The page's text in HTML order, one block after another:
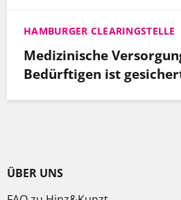
HAMBURGER CLEARINGSTELLE
Medizinische
Bedürftigen ist
ÜBER UNS